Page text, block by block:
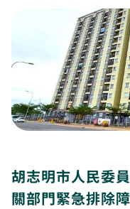
胡志明市人民委
關部門緊急排除